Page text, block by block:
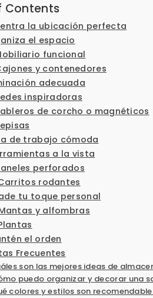
Contents
la ubicación perfecta
el espacio
funcional
y contenedores
adecuada
inspiradoras
de corcho o magnéticos
de trabajo cómoda
a la vista
perforados
rodantes
tu toque personal
y alfombras
el orden
Frecuentes
son las mejores ideas de
puedo organizar y decorar una
colores y estilos son